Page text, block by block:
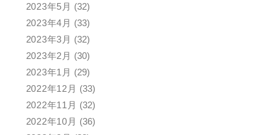
2023年5月 (32)
2023年4月 (33)
2023年3月 (32)
2023年2月 (30)
2023年1月 (29)
2022年12月 (33)
2022年11月 (32)
2022年10月 (36)